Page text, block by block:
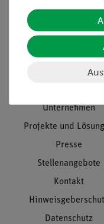
Unternehmen
Projekte und
Presse
Stellenangebote
Kontakt
Datenschutz